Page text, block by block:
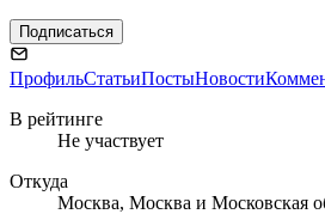
Подписаться
ПрофильСтатьиПостыНовости
В рейтинге
Не участвует
Откуда
Москва, Москва и Московская